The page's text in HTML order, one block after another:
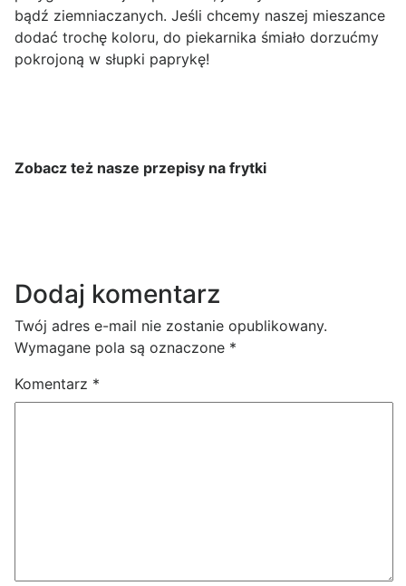
bądź ziemniaczanych. Jeśli chcemy naszej mieszance
dodać trochę koloru, do piekarnika śmiało dorzućmy
pokrojoną w słupki paprykę!
Zobacz też nasze przepisy na frytki
Dodaj komentarz
Twój adres e-mail nie zostanie opublikowany.
Wymagane pola są oznaczone *
Komentarz *